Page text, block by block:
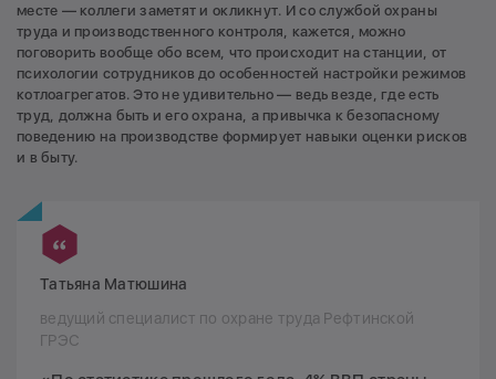
месте — коллеги заметят и окликнут. И со службой охраны
труда и производственного контроля, кажется, можно
поговорить вообще обо всем, что происходит на станции, от
психологии сотрудников до особенностей настройки режимов
котлоагрегатов. Это не удивительно — ведь везде, где есть
труд, должна быть и его охрана, а привычка к безопасному
поведению на производстве формирует навыки оценки рисков
и в быту.
Татьяна Матюшина
ведущий специалист по охране труда Рефтинской
ГРЭС